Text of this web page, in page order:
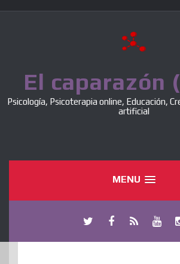
El caparazón
Psicología, Psicoterapia online, Educación,
artificial
MENU